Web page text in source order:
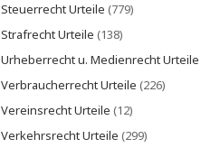
Steuerrecht Urteile (779)
Strafrecht Urteile (138)
Urheberrecht u. Medienrecht Urteile
Verbraucherrecht Urteile (226)
Vereinsrecht Urteile (12)
Verkehrsrecht Urteile (299)